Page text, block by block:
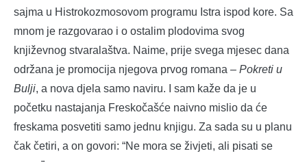
sajma u Histrokozmosovom programu Istra ispod kore. Sa
mnom je razgovarao i o ostalim plodovima svog
književnog stvaralaštva. Naime, prije svega mjesec dana
održana je promocija njegova prvog romana – Pokreti u
Bulji, a nova djela samo naviru. I sam kaže da je u
početku nastajanja Freskočašće naivno mislio da će
freskama posvetiti samo jednu knjigu. Za sada su u planu
čak četiri, a on govori: “Ne mora se živjeti, ali pisati se